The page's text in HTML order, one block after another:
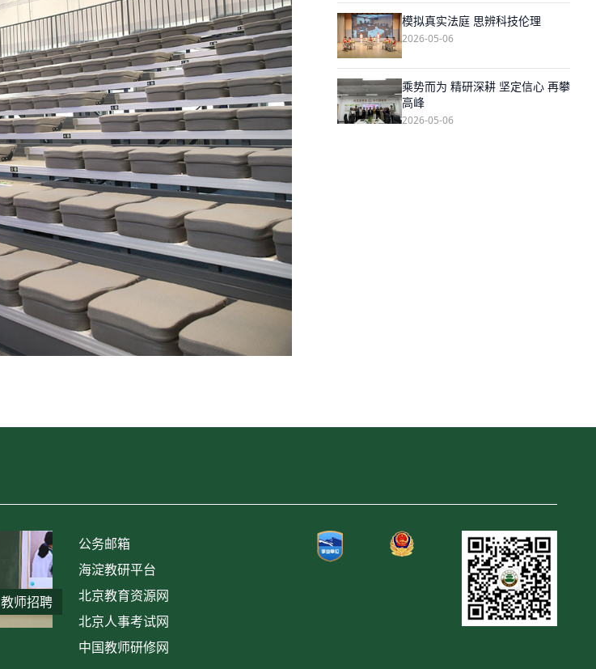
模拟真实法庭 思辨科技伦理
2026-05-06
乘势而为 精研深耕 坚定信心 再攀
高峰
2026-05-06
教师招聘
公务邮箱
海淀教研平台
北京教育资源网
北京人事考试网
中国教师研修网